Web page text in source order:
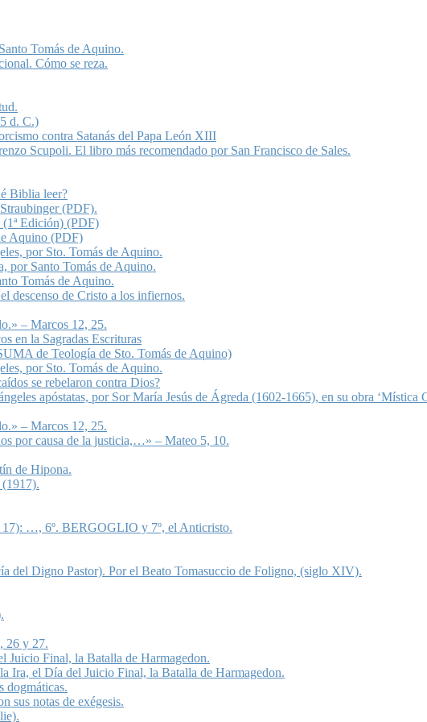
Tomás de Aquino.
Cómo se reza.
d. C.)
contra Satanás del Papa León XIII
Scupoli. El libro más recomendado por San Francisco de Sales.
Biblia leer?
(PDF).
Edición) (PDF)
Aquino (PDF)
por Sto. Tomás de Aquino.
por Santo Tomás de Aquino.
Tomás de Aquino.
descenso de Cristo a los infiernos.
– Marcos 12, 25.
en la Sagradas Escrituras
de Teología de Sto. Tomás de Aquino)
por Sto. Tomás de Aquino.
se rebelaron contra Dios?
apóstatas, por Sor María Jesús de Ágreda (1602-1665), en su obra ‘Mística
– Marcos 12, 25.
por causa de la justicia,…» – Mateo 5, 10.
de Hipona.
(1917).
17): …, 6º. BERGOGLIO y 7º, el Anticristo.
del Digno Pastor). Por el Beato Tomasuccio de Foligno, (siglo XIV).
26 y 27.
Final, la Batalla de Harmagedon.
Ira, el Día del Juicio Final, la Batalla de Harmagedon.
dogmáticas.
sus notas de exégesis.